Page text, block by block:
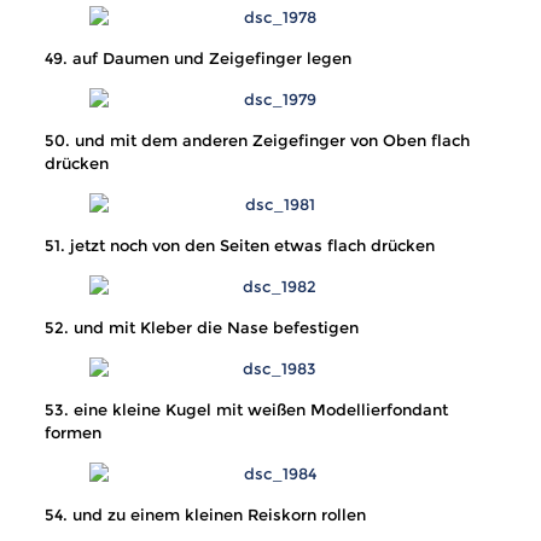
49. auf Daumen und Zeigefinger legen
50. und mit dem anderen Zeigefinger von Oben flach
drücken
51. jetzt noch von den Seiten etwas flach drücken
52. und mit Kleber die Nase befestigen
53. eine kleine Kugel mit weißen Modellierfondant
formen
54. und zu einem kleinen Reiskorn rollen